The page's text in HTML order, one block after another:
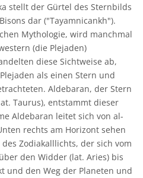
stellt der Gürtel des Sternbilds
dar ("Tayamnicankh").
Mythologie, wird manchmal
(die Plejaden)
diese Sichtweise ab,
als einen Stern und
Aldebaran, der Stern
Taurus), entstammt dieser
Aldebaran leitet sich von al-
rechts am Horizont sehen
Zodiakalllichts, der sich vom
den Widder (lat. Aries) bis
und den Weg der Planeten und